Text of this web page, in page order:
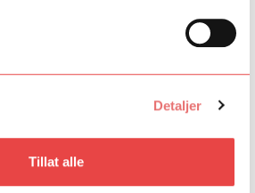
Detaljer
Tillat alle
mål å utvikle Norges fremtidige